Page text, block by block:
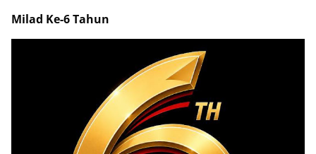
Milad Ke-6 Tahun